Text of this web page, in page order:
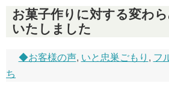
お菓子作りに対する変わ
いたしました
◆お客様の声, いと忠巣ごもり , フ
ち